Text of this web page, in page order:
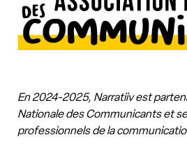
En 2024-2025, Narratiiv est
Nationale des Communicants et
professionnels de la